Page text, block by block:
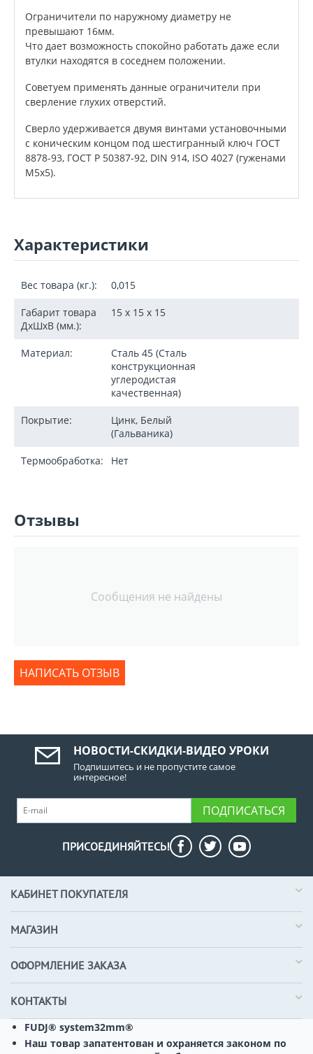
Ограничители по наружному диаметру не
превышают 16мм.
Что дает возможность спокойно работать даже если
втулки находятся в соседнем положении.
Советуем применять данные ограничители при
сверление глухих отверстий.
Сверло удерживается двумя винтами установочными
с коническим концом под шестигранный ключ ГОСТ
8878-93, ГОСТ Р 50387-92, DIN 914, ISO 4027 (гуженами
М5х5).
Характеристики
Вес товара (кг.): 0,015
Габарит товара
ДxШxВ (мм.):
15 x 15 x 15
Материал:
Сталь 45 (Сталь
конструкционная
углеродистая
качественная)
Покрытие:
Цинк, Белый
(Гальваника)
Термообработка: Нет
Отзывы
Сообщения не найдены
НАПИСАТЬ ОТЗЫВ
НОВОСТИ-СКИДКИ-ВИДЕО УРОКИ
Подпишитесь и не пропустите самое
интересное!
ПОДПИСАТЬСЯ
ПРИСОЕДИНЯЙТЕСЬ!
КАБИНЕТ ПОКУПАТЕЛЯ
МАГАЗИН
ОФОРМЛЕНИЕ ЗАКАЗА
КОНТАКТЫ
FUDJ® system32mm®
Наш товар запатентован и охраняется законом по